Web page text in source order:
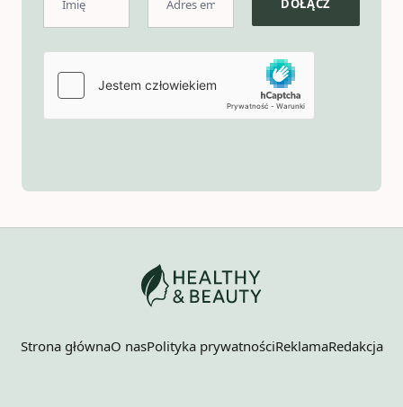
Strona głównaO nasPolityka prywatnościReklamaRedakcja